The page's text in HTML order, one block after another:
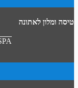
טיסה ומלון לאתונה